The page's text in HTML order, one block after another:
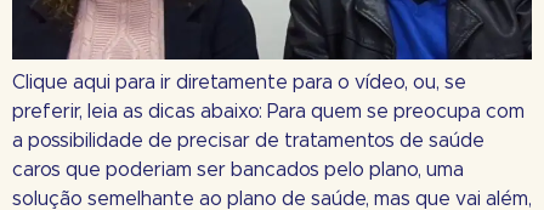
Clique aqui para ir diretamente para o vídeo, ou, se
preferir, leia as dicas abaixo: Para quem se preocupa com
a possibilidade de precisar de tratamentos de saúde
caros que poderiam ser bancados pelo plano, uma
solução semelhante ao plano de saúde, mas que vai além,